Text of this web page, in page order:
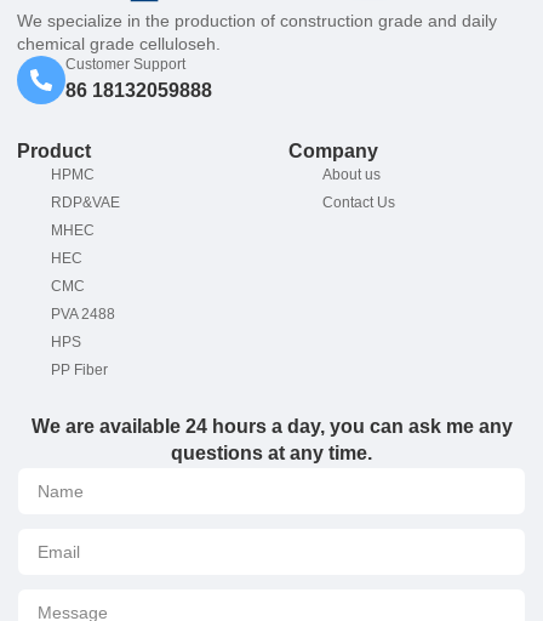
We specialize in the production of construction grade and daily
chemical grade celluloseh.
Customer Support
86 18132059888
Product
HPMC
RDP&VAE
MHEC
HEC
CMC
PVA 2488
HPS
PP Fiber
Company
About us
Contact Us
We are available 24 hours a day, you can ask me any
questions at any time.